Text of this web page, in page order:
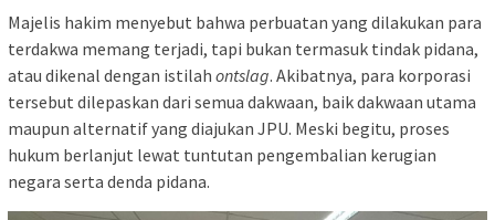
Majelis hakim menyebut bahwa perbuatan yang dilakukan para
terdakwa memang terjadi, tapi bukan termasuk tindak pidana,
atau dikenal dengan istilah ontslag. Akibatnya, para korporasi
tersebut dilepaskan dari semua dakwaan, baik dakwaan utama
maupun alternatif yang diajukan JPU. Meski begitu, proses
hukum berlanjut lewat tuntutan pengembalian kerugian
negara serta denda pidana.